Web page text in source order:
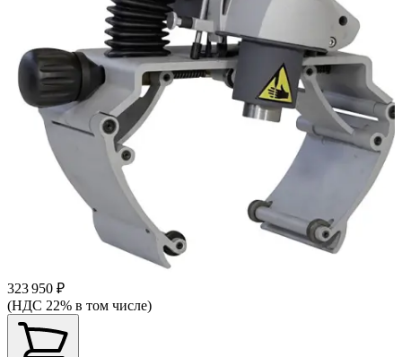
323 950 ₽
(НДС 22% в том числе)